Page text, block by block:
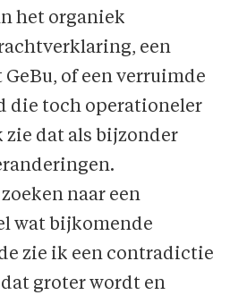
het organiek
een
of een verruimde
die toch operationeler
zie dat als bijzonder
naar een
wat bijkomende
zie ik een contradictie
groter wordt en